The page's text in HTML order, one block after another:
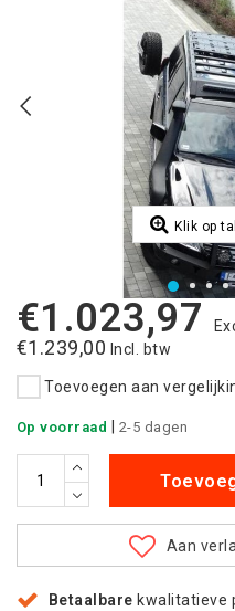
Klik op
€1.023,97
€1.239,00 Incl. btw
Toevoegen aan
Op voorraad 2-5 dagen
Aan
Betaalbare kwalitatieve